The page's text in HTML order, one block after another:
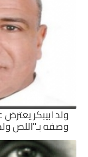
ولد ابيبكر
وصفه بـ"اللص